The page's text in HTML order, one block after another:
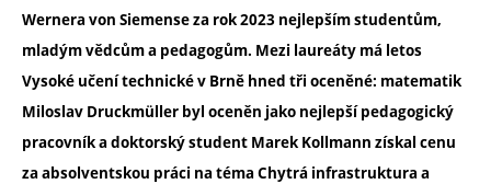
Wernera von Siemense za rok 2023 nejlepším studentům,
mladým vědcům a pedagogům. Mezi laureáty má letos
Vysoké učení technické v Brně hned tři oceněné: matematik
Miloslav Druckmüller byl oceněn jako nejlepší pedagogický
pracovník a doktorský student Marek Kollmann získal cenu
za absolventskou práci na téma Chytrá infrastruktura a